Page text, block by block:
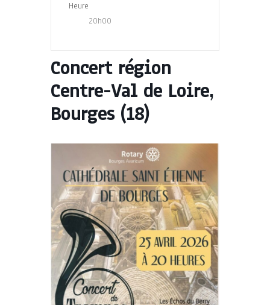
Heure
20h00
Concert région
Centre-Val de Loire,
Bourges (18)